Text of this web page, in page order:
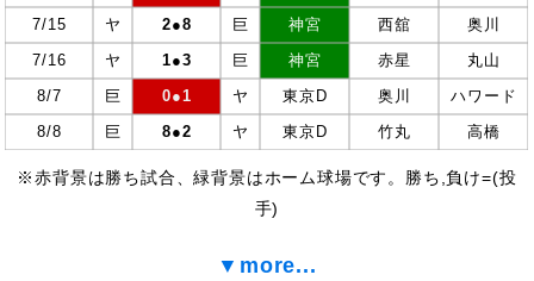
7/15
ヤ 2●8 巨 神宮 西舘
奥川
7/16
ヤ 1●3 巨 神宮 赤星
丸山
8/7
巨 0●1 ヤ 東京D 奥川
ハワード
8/8
巨 8●2 ヤ 東京D 竹丸 高橋
赤背景は勝ち試合、緑背景はホーム球場です。勝ち,負け=(投
手)
▼more...